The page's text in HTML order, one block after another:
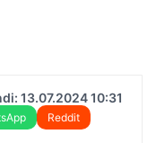
13.07.2024 10:31
Reddit